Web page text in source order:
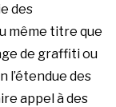
des
même titre que
de graffiti ou
l’étendue des
appel à des